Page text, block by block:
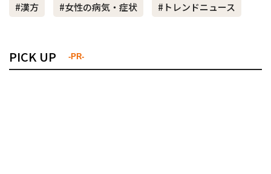
#漢方 #女性の病気・症状 #トレンドニュース
PICK UP -PR-